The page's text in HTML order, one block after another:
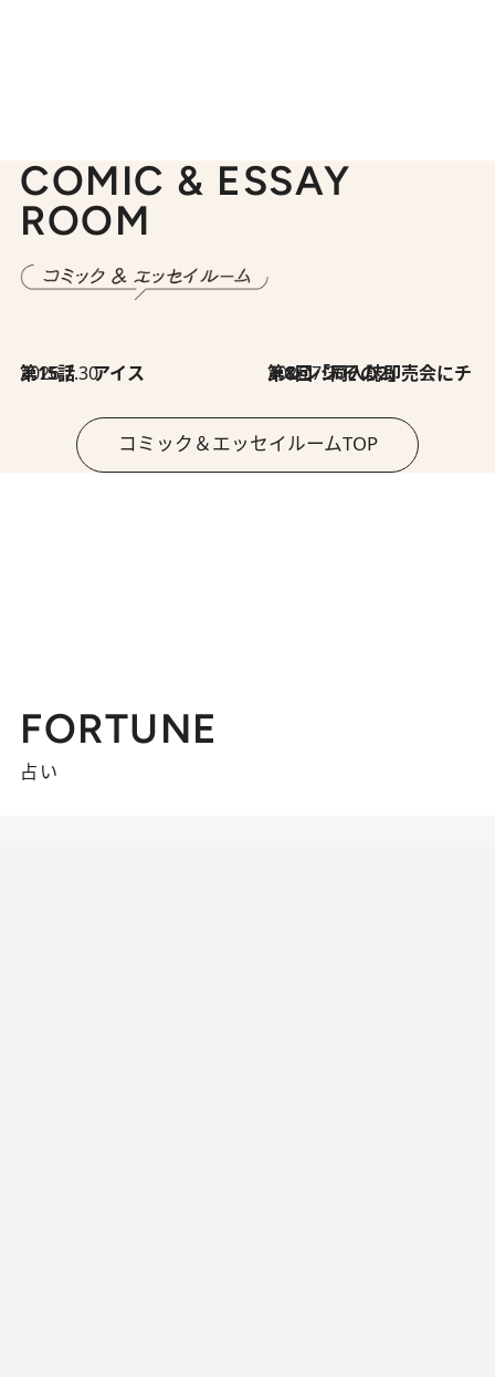
COMIC & ESSAY
ROOM
2026.7.30
第15話 アイス 2026.7.30
第8回「同人誌即売会にチャレンジ その2」
コミック＆エッセイルームTOP
FORTUNE
占い